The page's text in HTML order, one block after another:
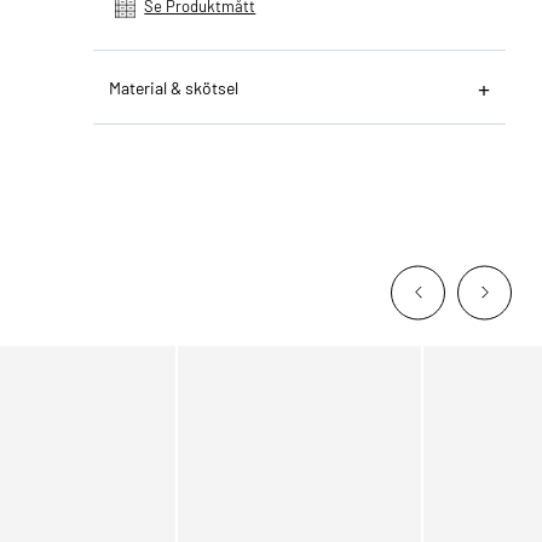
Se Produktmått
Material & skötsel